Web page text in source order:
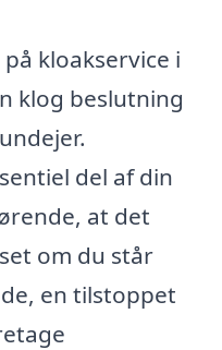
kloakservice i
klog beslutning
del af din
at det
om du står
en tilstoppet